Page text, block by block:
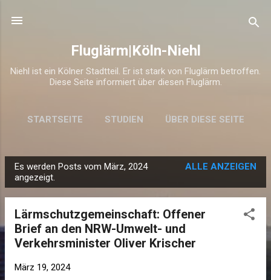
Fluglärm|Köln-Niehl
Niehl ist ein Kölner Stadtteil. Er ist stark von Fluglärm betroffen.
Diese Seite informiert über diesen Fluglärm.
STARTSEITE STUDIEN ÜBER DIESE SEITE
o
Es werden Posts vom März, 2024
angezeigt.
ALLE ANZEIGEN
Lärmschutzgemeinschaft: Offener
Brief an den NRW-Umwelt- und
Verkehrsminister Oliver Krischer
März 19, 2024